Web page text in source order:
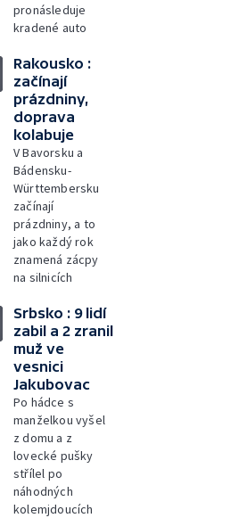
pronásleduje
kradené auto
Rakousko :
začínají
prázdniny,
doprava
kolabuje
V Bavorsku a
Bádensku-
Württembersku
začínají
prázdniny, a to
jako každý rok
znamená zácpy
na silnicích
Srbsko : 9 lidí
zabil a 2 zranil
muž ve
vesnici
Jakubovac
Po hádce s
manželkou vyšel
z domu a z
lovecké pušky
střílel po
náhodných
kolemjdoucích